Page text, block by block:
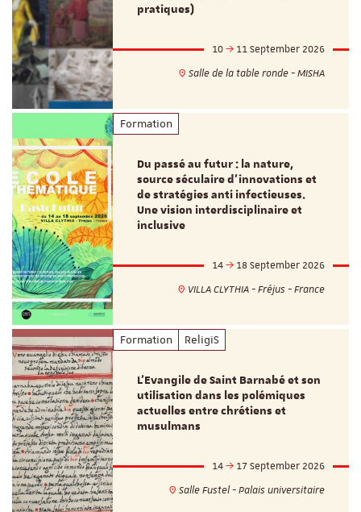
pratiques)
10
11 September 2026
Salle de la table ronde - MISHA
Formation
Du passé au futur : la nature,
source séculaire d’innovations et
de stratégies anti infectieuses.
Une vision interdisciplinaire et
inclusive
14
18 September 2026
VILLA CLYTHIA - Fréjus - France
Formation ReligiS
L’Evangile de Saint Barnabé et son
utilisation dans les polémiques
actuelles entre chrétiens et
musulmans
14
17 September 2026
Salle Fustel - Palais universitaire